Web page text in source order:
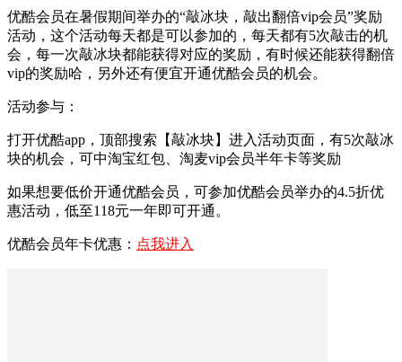
优酷会员在暑假期间举办的“敲冰块，敲出翻倍vip会员”奖励
活动，这个活动每天都是可以参加的，每天都有5次敲击的机
会，每一次敲冰块都能获得对应的奖励，有时候还能获得翻倍
vip的奖励哈，另外还有便宜开通优酷会员的机会。
活动参与：
打开优酷app，顶部搜索【敲冰块】进入活动页面，有5次敲冰
块的机会，可中淘宝红包、淘麦vip会员半年卡等奖励
如果想要低价开通优酷会员，可参加优酷会员举办的4.5折优
惠活动，低至118元一年即可开通。
优酷会员年卡优惠： 点我进入